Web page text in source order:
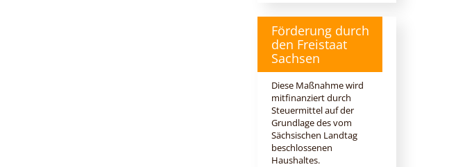
Förderung durch
den Freistaat
Sachsen
Diese Maßnahme wird
mitfinanziert durch
Steuermittel auf der
Grundlage des vom
Sächsischen Landtag
beschlossenen
Haushaltes.